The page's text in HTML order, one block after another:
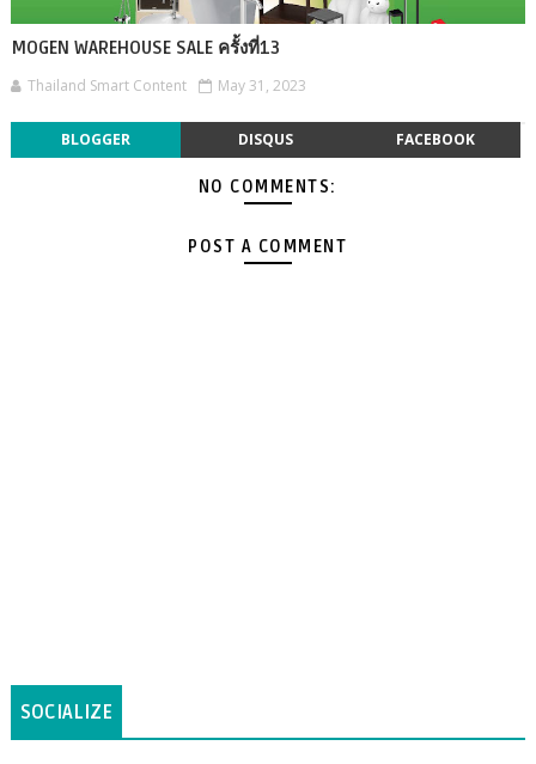
MOGEN WAREHOUSE SALE ครั้งที่13
Thailand Smart Content May 31, 2023
BLOGGER DISQUS FACEBOOK
NO COMMENTS:
POST A COMMENT
SOCIALIZE